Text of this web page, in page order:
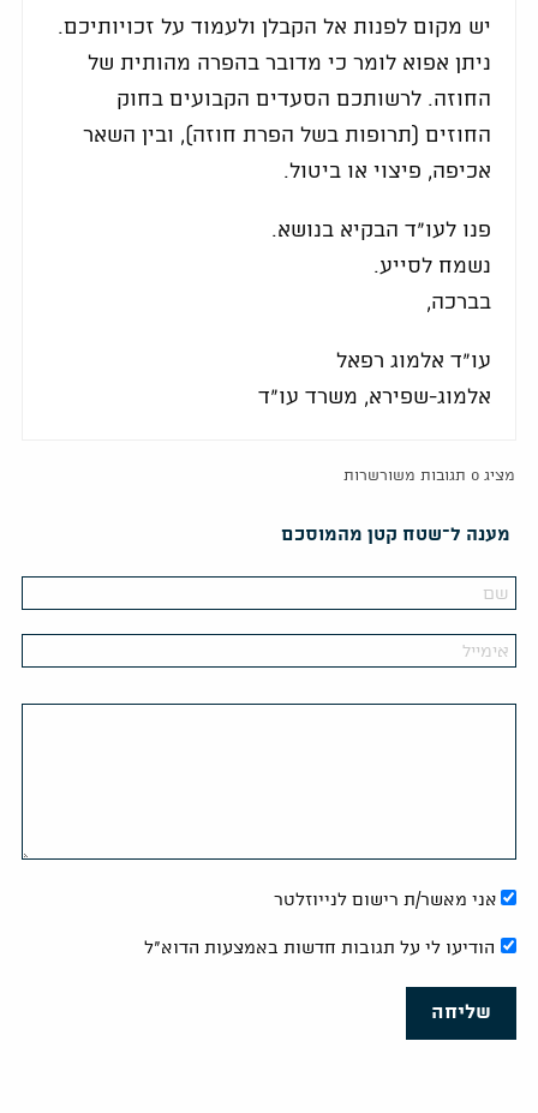
יש מקום לפנות אל הקבלן ולעמוד על זכויותיכם.
ניתן אפוא לומר כי מדובר בהפרה מהותית של
החוזה. לרשותכם הסעדים הקבועים בחוק
החוזים (תרופות בשל הפרת חוזה), ובין השאר
אכיפה, פיצוי או ביטול.
פנו לעו"ד הבקיא בנושא.
נשמח לסייע.
בברכה,
עו"ד אלמוג רפאל
אלמוג-שפירא, משרד עו"ד
מציג 0 תגובות משורשרות
מענה ל־שטח קטן מהמוסכם
אני מאשר/ת רישום לנייוזלטר
הודיעו לי על תגובות חדשות באמצעות הדוא"ל
שליחה